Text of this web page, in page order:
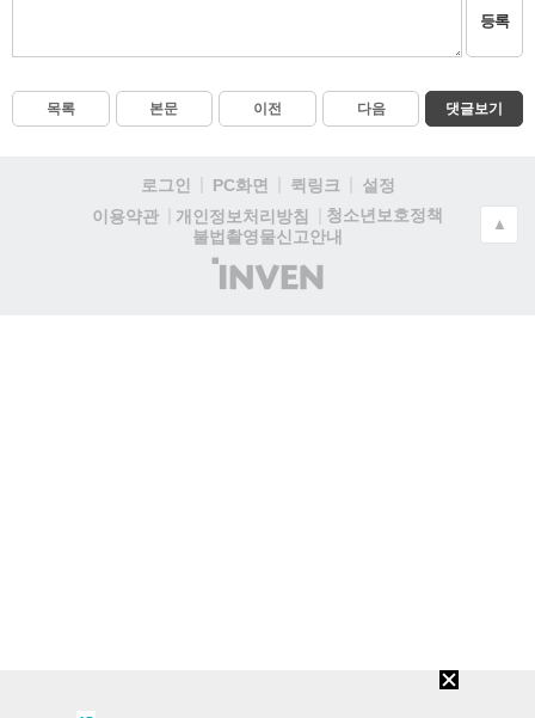
등록
목록 본문 이전 다음 댓글보기
로그인 PC화면 퀵링크
설정
이용약관
개인정보처리방침
청소년보호정책
불법촬영물신고안내
(주)
인
▲